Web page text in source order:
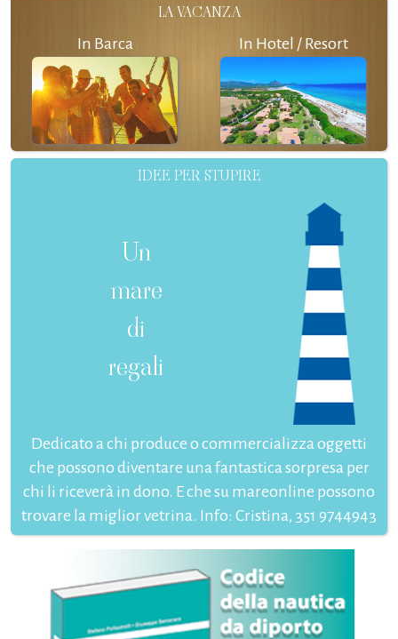
LA VACANZA
In Barca In Hotel / Resort
IDEE PER STUPIRE
Un
mare
di
regali
Dedicato a chi produce o commercializza oggetti
che possono diventare una fantastica sorpresa per
chi li riceverà in dono. E che su mareonline possono
trovare la miglior vetrina. Info: Cristina, 351 9744943